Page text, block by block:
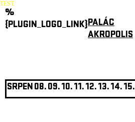
TEST
%
{PLUGIN_LOGO_LINK}PALÁC
AKROPOLIS
SRPEN08.09.10.11.12.13.14.15.